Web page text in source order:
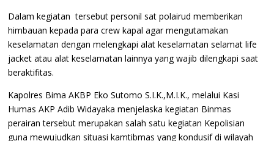
Dalam kegiatan tersebut personil sat polairud memberikan
himbauan kepada para crew kapal agar mengutamakan
keselamatan dengan melengkapi alat keselamatan selamat life
jacket atau alat keselamatan lainnya yang wajib dilengkapi saat
beraktifitas.
Kapolres Bima AKBP Eko Sutomo S.I.K.,M.I.K., melalui Kasi
Humas AKP Adib Widayaka menjelaska kegiatan Binmas
perairan tersebut merupakan salah satu kegiatan Kepolisian
guna mewujudkan situasi kamtibmas yang kondusif di wilayah